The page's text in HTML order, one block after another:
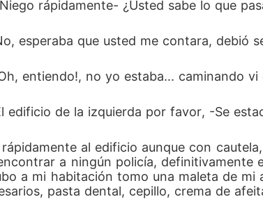
-Niego rápidamente- ¿Usted sabe lo que
No, esperaba que usted me contara,
¡Oh, entiendo!, no yo estaba...
El edificio de la izquierda por favor, -Se
al edificio aunque con
a ningún policía, definitivamente
a mi habitación tomo una maleta de
pasta dental, cepillo, crema de